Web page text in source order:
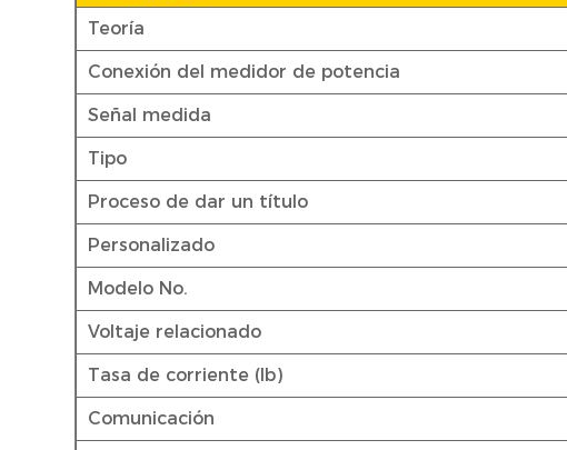
Teoría
Conexión del medidor de potencia
Señal medida
Tipo
Proceso de dar un título
Personalizado
Modelo No.
Voltaje relacionado
Tasa de corriente (Ib)
Comunicación